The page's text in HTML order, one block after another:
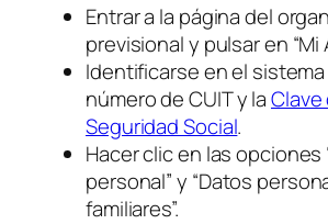
Entrar a la página del
previsional y pulsar en “Mi
Identificarse en el
número de CUIT y laClave
Seguridad Social.
Hacer clic en las opciones
personal” y “Datos
familiares”.